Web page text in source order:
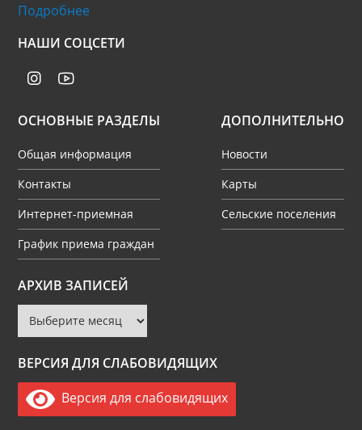
Подробнее
НАШИ СОЦСЕТИ
ОСНОВНЫЕ РАЗДЕЛЫ
Общая информация
Контакты
Интернет-приемная
График приема граждан
ДОПОЛНИТЕЛЬНО
Новости
Карты
Сельские поселения
АРХИВ ЗАПИСЕЙ
Архив
записей
ВЕРСИЯ ДЛЯ СЛАБОВИДЯЩИХ
Версия для слабовидящих